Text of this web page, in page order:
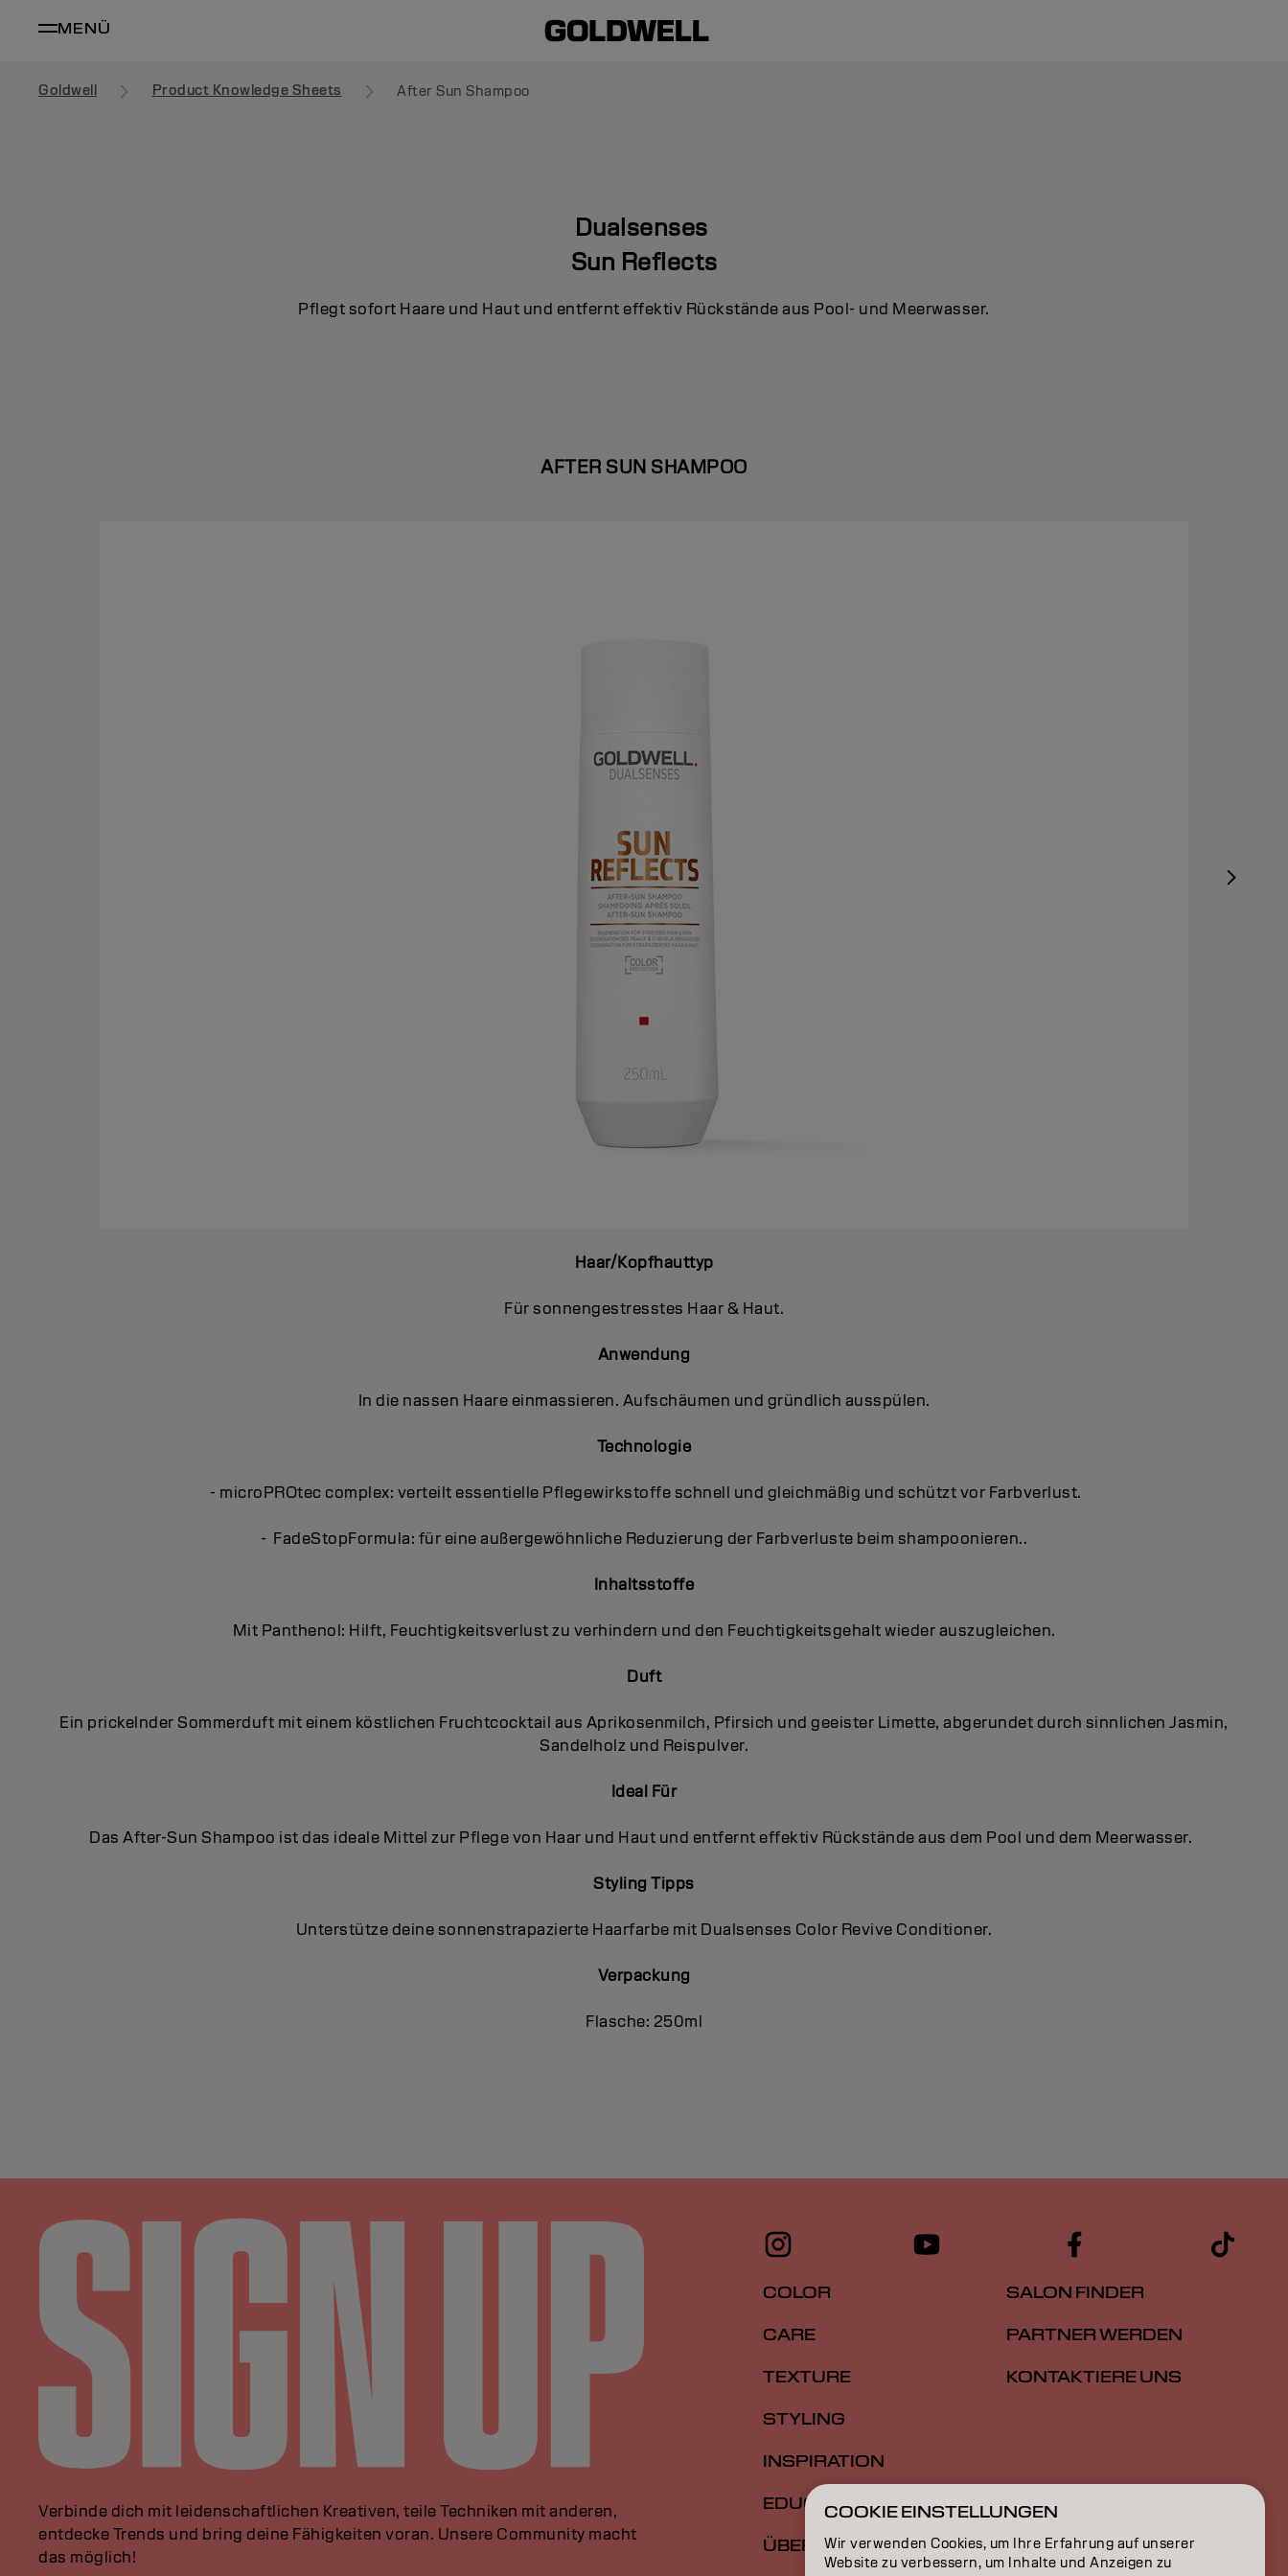
MENÜ
Goldwell Product Knowledge Sheets After Sun Shampoo
Dualsenses
Sun Reflects
Pflegt sofort Haare und Haut und entfernt effektiv Rückstände aus Pool- und Meerwasser.
AFTER SUN SHAMPOO
Haar/Kopfhauttyp
Für sonnengestresstes Haar & Haut.
Anwendung
In die nassen Haare einmassieren. Aufschäumen und gründlich ausspülen.
Technologie
- microPROtec complex: verteilt essentielle Pflegewirkstoffe schnell und gleichmäßig und schützt vor Farbverlust.
- FadeStopFormula: für eine außergewöhnliche Reduzierung der Farbverluste beim shampoonieren..
Inhaltsstoffe
Mit Panthenol: Hilft, Feuchtigkeitsverlust zu verhindern und den Feuchtigkeitsgehalt wieder auszugleichen.
Duft
Ein prickelnder Sommerduft mit einem köstlichen Fruchtcocktail aus Aprikosenmilch, Pfirsich und geeister Limette, abgerundet durch sinnlichen Jasmin,
Sandelholz und Reispulver.
Ideal Für
Das After-Sun Shampoo ist das ideale Mittel zur Pflege von Haar und Haut und entfernt effektiv Rückstände aus dem Pool und dem Meerwasser.
Styling Tipps
Unterstütze deine sonnenstrapazierte Haarfarbe mit Dualsenses Color Revive Conditioner.
Verpackung
Flasche: 250ml
Verbinde dich mit leidenschaftlichen Kreativen, teile Techniken mit anderen,
entdecke Trends und bring deine Fähigkeiten voran. Unsere Community macht
das möglich!
COLOR
CARE
TEXTURE
STYLING
INSPIRATION
EDUCATION
ÜBER
SALON FINDER
PARTNER WERDEN
KONTAKTIERE UNS
COOKIE EINSTELLUNGEN
Wir verwenden Cookies, um Ihre Erfahrung auf unserer
Website zu verbessern, um Inhalte und Anzeigen zu